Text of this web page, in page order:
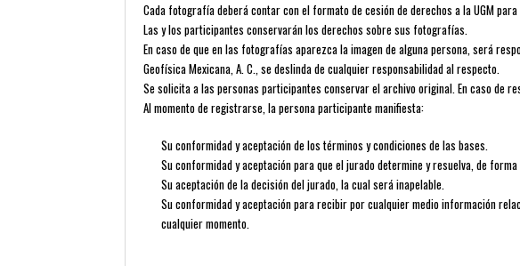
Cada fotografía deberá contar con el formato de cesión de derechos a la UGM
Las y los participantes conservarán los derechos sobre sus fotografías.
En caso de que en las fotografías aparezca la imagen de alguna persona, será
Geofísica Mexicana, A. C., se deslinda de cualquier responsabilidad al respecto.
Se solicita a las personas participantes conservar el archivo original. En caso de
Al momento de registrarse, la persona participante manifiesta:
Su conformidad y aceptación de los términos y condiciones de las bases.
Su conformidad y aceptación para que el jurado determine y resuelva, de
Su aceptación de la decisión del jurado, la cual será inapelable.
Su conformidad y aceptación para recibir por cualquier medio información
cualquier momento.